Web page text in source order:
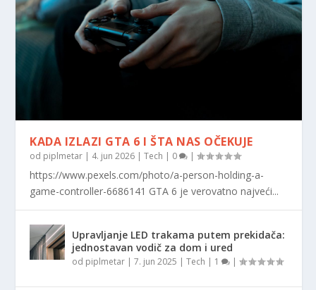
KADA IZLAZI GTA 6 I ŠTA NAS OČEKUJE
od piplmetar | 4. jun 2026 |Tech | 0 |
https://www.pexels.com/photo/a-person-holding-a-
game-controller-6686141 GTA 6 je verovatno najveći...
Upravljanje LED trakama putem prekidača:
jednostavan vodič za dom i ured
od piplmetar |7. jun 2025 |Tech | 1 |